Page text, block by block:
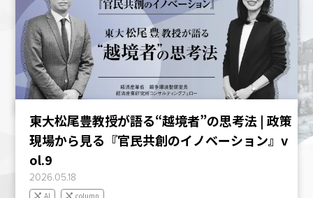
東大松尾豊教授が語る“越境者”の思考法 | 政策
現場から見る『官民共創のイノベーション』v
ol.9
2026.05.18
AI column